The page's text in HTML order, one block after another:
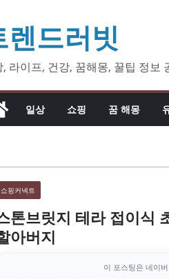
렌드러빗
, 라이프, 건강, 꿈해몽, 꿀팁 정보
일상 쇼핑 꿈 해몽
쇼핑커넥트
톤브릿지 테라 접이식
아버지
이 포스팅은 네이